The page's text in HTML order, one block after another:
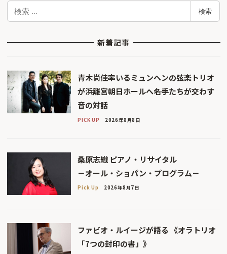
検
索
検索
新着記事
青木尚佳率いるミュンヘンの弦楽トリオ
が浜離宮朝日ホールへ――名手たちが交わす
音の対話
PICK UP 2026年8月8日
桑原志織 ピアノ・リサイタル
－オール・ショパン・プログラム－
Pick Up 2026年8月7日
ファビオ・ルイージが語る 《オラトリオ
「7つの封印の書」》